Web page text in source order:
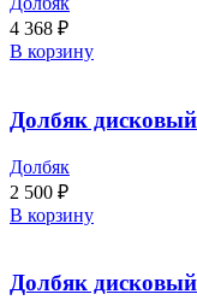
4 368 ₽
В корзину
Долбяк
Долбяк
2 500 ₽
В корзину
Долбяк